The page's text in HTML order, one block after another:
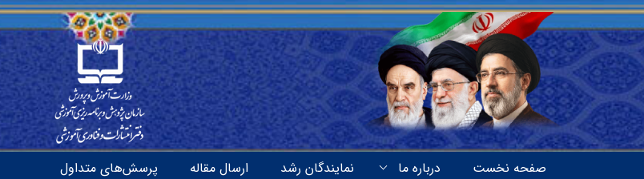
صفحه نخست درباره ما نمایندگان رشد ارسال مقاله پرسش‌های متداول